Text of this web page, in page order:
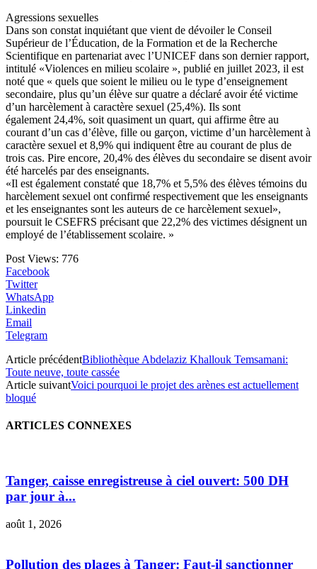
Agressions sexuelles
Dans son constat inquiétant que vient de dévoiler le Conseil
Supérieur de l’Éducation, de la Formation et de la Recherche
Scientifique en partenariat avec l’UNICEF dans son dernier rapport,
intitulé «Violences en milieu scolaire », publié en juillet 2023, il est
noté que « quels que soient le milieu ou le type d’enseignement
secondaire, plus qu’un élève sur quatre a déclaré avoir été victime
d’un harcèlement à caractère sexuel (25,4%). Ils sont
également 24,4%, soit quasiment un quart, qui affirme être au
courant d’un cas d’élève, fille ou garçon, victime d’un harcèlement à
caractère sexuel et 8,9% qui indiquent être au courant de plus de
trois cas. Pire encore, 20,4% des élèves du secondaire se disent avoir
été harcelés par des enseignants.
«Il est également constaté que 18,7% et 5,5% des élèves témoins du
harcèlement sexuel ont confirmé respectivement que les enseignants
et les enseignantes sont les auteurs de ce harcèlement sexuel»,
poursuit le CSEFRS précisant que 22,2% des victimes désignent un
employé de l’établissement scolaire. »
Post Views: 776
Facebook
Twitter
WhatsApp
Linkedin
Email
Telegram
Article précédentBibliothèque Abdelaziz Khallouk Temsamani:
Toute neuve, toute cassée
Article suivantVoici pourquoi le projet des arènes est actuellement
bloqué
ARTICLES CONNEXES
Tanger, caisse enregistreuse à ciel ouvert: 500 DH
par jour à...
août 1, 2026
Pollution des plages à Tanger: Faut-il sanctionner